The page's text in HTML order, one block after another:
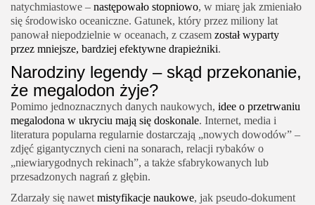
natychmiastowe – następowało stopniowo, w miarę jak zmieniało
się środowisko oceaniczne. Gatunek, który przez miliony lat
panował niepodzielnie w oceanach, z czasem został wyparty
przez mniejsze, bardziej efektywne drapieżniki.
Narodziny legendy – skąd przekonanie,
że megalodon żyje?
Pomimo jednoznacznych danych naukowych, idee o przetrwaniu
megalodona w ukryciu mają się doskonale. Internet, media i
literatura popularna regularnie dostarczają „nowych dowodów” –
zdjęć gigantycznych cieni na sonarach, relacji rybaków o
„niewiarygodnych rekinach”, a także sfabrykowanych lub
przesadzonych nagrań z głębin.
Zdarzały się nawet mistyfikacje naukowe, jak pseudo-dokument